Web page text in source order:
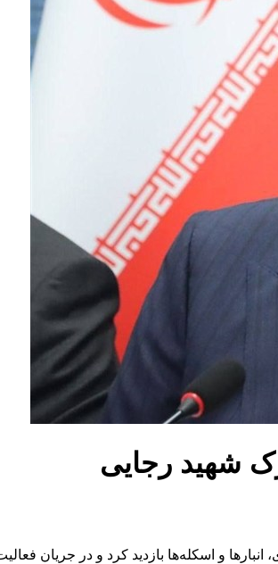
شهید رجایی
و اسکله‌ها بازدید کرد و در جریان